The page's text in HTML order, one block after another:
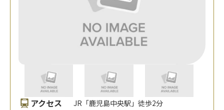
アクセス JR「鹿児島中央駅」徒歩2分